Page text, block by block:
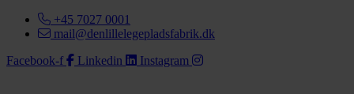
+45 7027 0001
mail@denlillelegepladsfabrik.dk
Facebook-f
Linkedin Instagram